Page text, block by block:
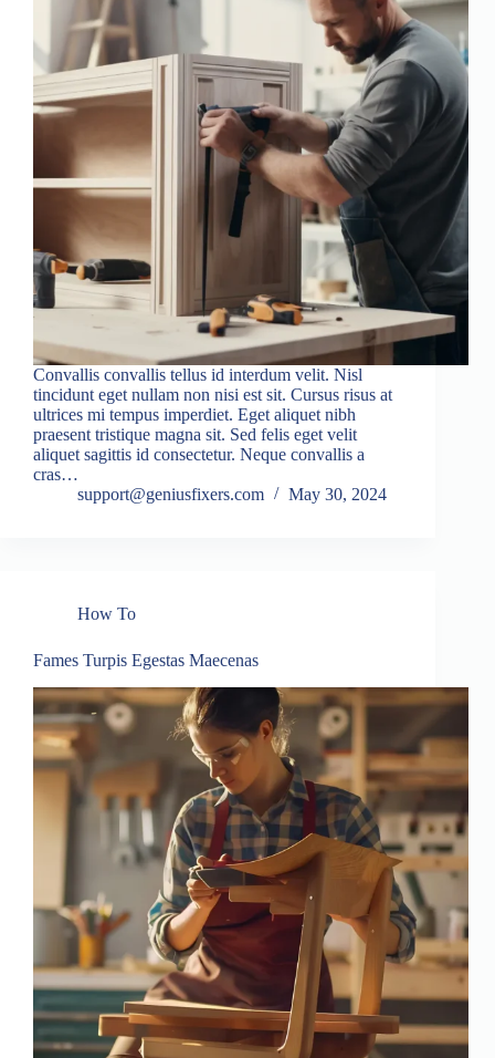
Convallis convallis tellus id interdum velit. Nisl
tincidunt eget nullam non nisi est sit. Cursus risus at
ultrices mi tempus imperdiet. Eget aliquet nibh
praesent tristique magna sit. Sed felis eget velit
aliquet sagittis id consectetur. Neque convallis a
cras…
support@geniusfixers.com
May 30, 2024
How To
Fames Turpis Egestas Maecenas